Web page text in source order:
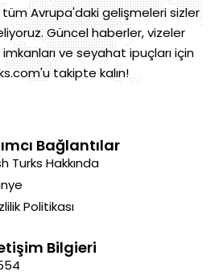
Avrupa'daki gelişmeleri sizler
Güncel haberler, vizeler
imkanları ve seyahat ipuçları için
takipte kalın!
Bağlantılar
Turks Hakkında
Politikası
Bilgieri